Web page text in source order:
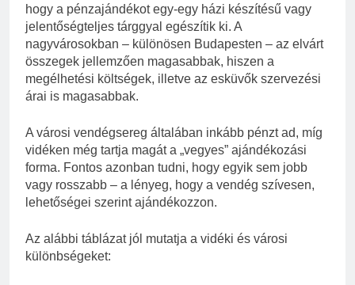
hogy a pénzajándékot egy-egy házi készítésű vagy
jelentőségteljes tárggyal egészítik ki. A
nagyvárosokban – különösen Budapesten – az elvárt
összegek jellemzően magasabbak, hiszen a
megélhetési költségek, illetve az esküvők szervezési
árai is magasabbak.
A városi vendégsereg általában inkább pénzt ad, míg
vidéken még tartja magát a „vegyes” ajándékozási
forma. Fontos azonban tudni, hogy egyik sem jobb
vagy rosszabb – a lényeg, hogy a vendég szívesen,
lehetőségei szerint ajándékozzon.
Az alábbi táblázat jól mutatja a vidéki és városi
különbségeket: